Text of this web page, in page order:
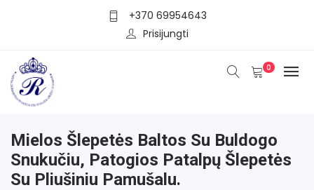
+370 69954643
Prisijungti
0
Mielos Šlepetės Baltos Su Buldogo
Snukučiu, Patogios Patalpų Šlepetės
Su Pliušiniu Pamušalu.